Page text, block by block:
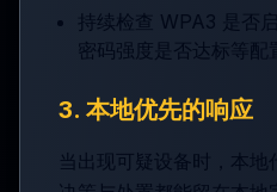
持续检查 WPA3 是否
密码强度是否达标等配
3. 本地优先的响应
当出现可疑设备时，本地